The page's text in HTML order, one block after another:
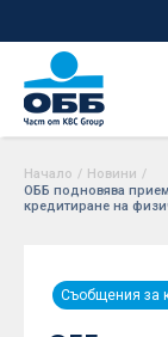
Начало / Новини /
ОББ подновява
кредитиране на
Съобщения за